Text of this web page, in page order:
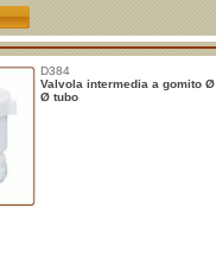
D384
Valvola intermedia a gomito Ø
Ø tubo